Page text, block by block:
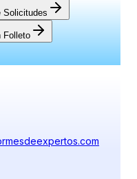
Solicitudes
Folleto